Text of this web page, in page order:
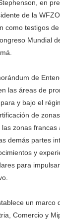
en
de la
como testigos
Mundial
de
las áreas de
y bajo el
de
zonas francas
demás partes
y
para
un marco
Comercio y